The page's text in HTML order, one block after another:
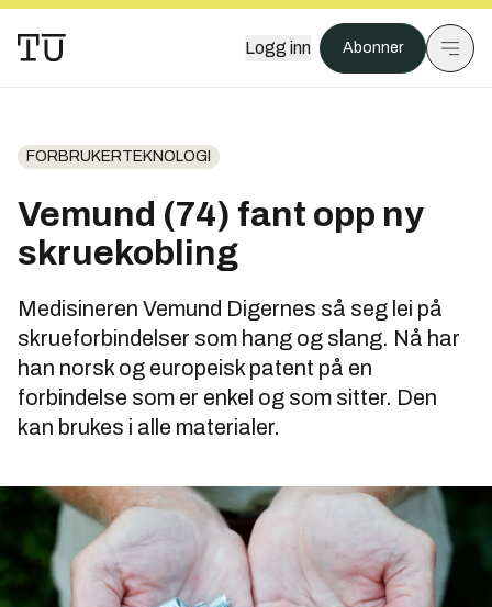
Logg inn Abonner
FORBRUKERTEKNOLOGI
Vemund (74) fant opp ny
skruekobling
Medisineren Vemund Digernes så seg lei på
skrueforbindelser som hang og slang. Nå har
han norsk og europeisk patent på en
forbindelse som er enkel og som sitter. Den
kan brukes i alle materialer.